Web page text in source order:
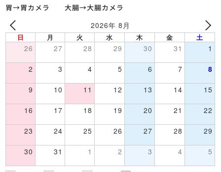
胃→胃カメラ 大腸→大腸カメラ
2026年 8月
日 月 火 水 木 金 土
26 27 28 29 30 31 1
2 3 4 5 6 7 8
9 10 11 12 13 14 15
16 17 18 19 20 21 22
23 24 25 26 27 28 29
30 31 1 2 3 4 5